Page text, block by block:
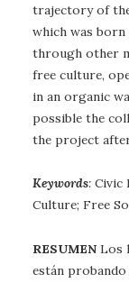
trajectory of
which was born
through other
free culture,
in an organic
possible the
the project
Keywords: Civic
Culture; Free
RESUMEN Los
están